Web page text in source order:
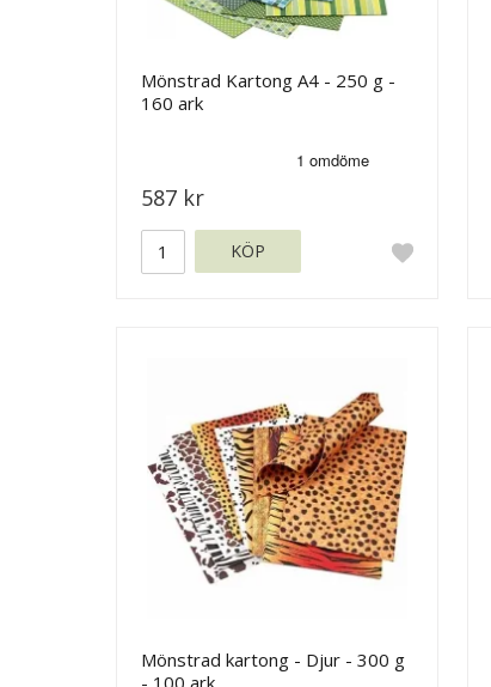
Mönstrad Kartong A4 - 250 g -
160 ark
587 kr
KÖP
Mönstrad kartong - Djur - 300 g